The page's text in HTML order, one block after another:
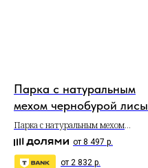
Парка с натуральным
мехом чернобурой лисы
Парка с натуральным мехом
чернобурой лисыот 8 497 р.
от 2 832 р.